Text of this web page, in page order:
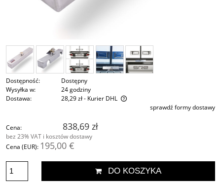
Dostępność:
Dostępny
Wysyłka w:
24 godziny
Dostawa:
28,29 zł- Kurier DHL
Cena nie zawiera ewentualnych kosztów płatnościsprawdź formy dostawy
Cena: 838,69 zł
bez 23% VAT i kosztów dostawy
Cena (EUR): 195,00 €
DO KOSZYKA